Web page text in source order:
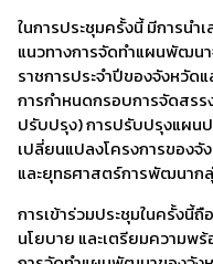
ในการประชุมครั้งนี้ มีการน
แนวทางการจัดทำแผนพัฒน
ราชการประจำปีของจังหวัด
การกำหนดกรอบการจัดสร
ปรับปรุง) การปรับปรุงแผน
เปลี่ยนแปลงโครงการของ
และยุทธศาสตร์การพัฒนาก
การเข้าร่วมประชุมในครั้งนี้ถื
นโยบาย และเตรียมความพร้